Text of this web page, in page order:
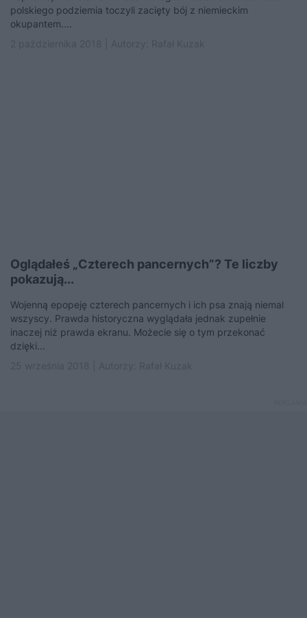
polskiego podziemia toczyli zacięty bój z niemieckim
okupantem....
Oglądałeś „Czterech pancernych”? Te liczby
pokazują...
Wojenną epopeję czterech pancernych i ich psa znają niemal
wszyscy. Prawda historyczna wyglądała jednak zupełnie
inaczej niż prawda ekranu. Możecie się o tym przekonać
dzięki...